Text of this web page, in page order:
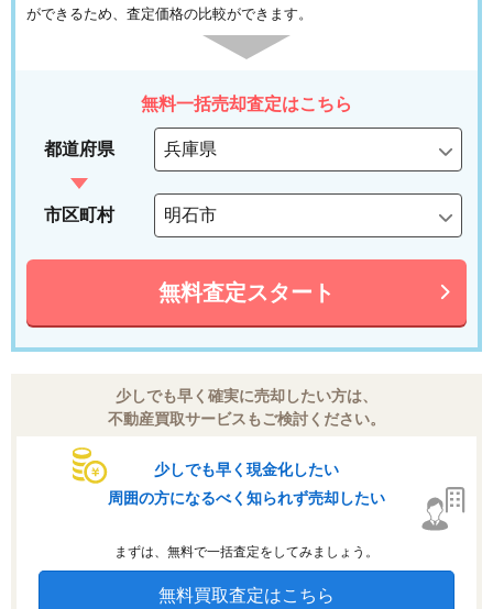
ができるため、査定価格の比較ができます。
無料一括売却査定はこちら
都道府県
市区町村
無料査定スタート
少しでも早く確実に売却したい方は、
不動産買取サービスもご検討ください。
少しでも早く現金化したい
周囲の方になるべく知られず売却したい
まずは、無料で一括査定をしてみましょう。
無料買取査定はこちら